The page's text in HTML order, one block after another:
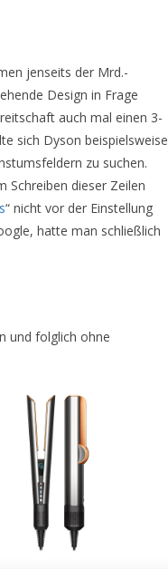
jenseits der Mrd.-
Design in Frage
auch mal einen 3-
sich Dyson beispielsweise
zu suchen.
Schreiben dieser Zeilen
“ nicht vor der Einstellung
hatte man schließlich
und folglich ohne